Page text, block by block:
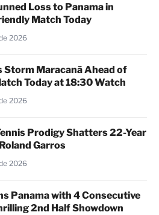
Loss to Panama in
Match Today
2026
Storm Maracanã Ahead of
Today at 18:30 Watch
2026
Prodigy Shatters 22-Year
Garros
2026
Panama with 4 Consecutive
2nd Half Showdown